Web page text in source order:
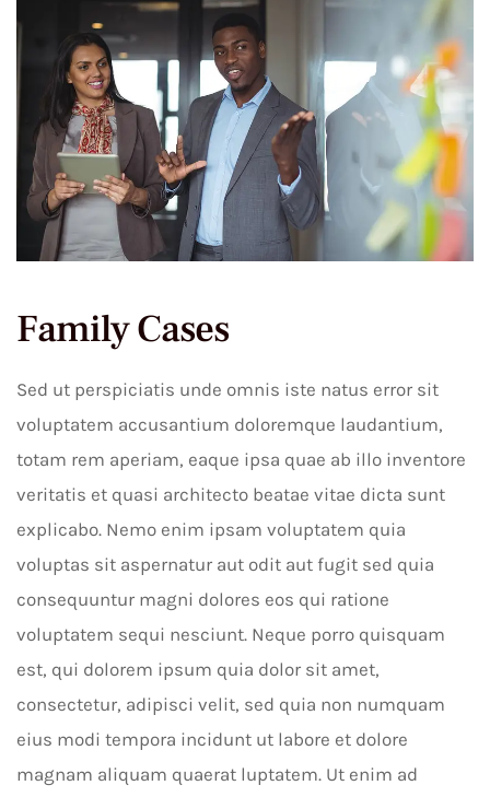
Family Cases
Sed ut perspiciatis unde omnis iste natus error sit
voluptatem accusantium doloremque laudantium,
totam rem aperiam, eaque ipsa quae ab illo inventore
veritatis et quasi architecto beatae vitae dicta sunt
explicabo. Nemo enim ipsam voluptatem quia
voluptas sit aspernatur aut odit aut fugit sed quia
consequuntur magni dolores eos qui ratione
voluptatem sequi nesciunt. Neque porro quisquam
est, qui dolorem ipsum quia dolor sit amet,
consectetur, adipisci velit, sed quia non numquam
eius modi tempora incidunt ut labore et dolore
magnam aliquam quaerat luptatem. Ut enim ad